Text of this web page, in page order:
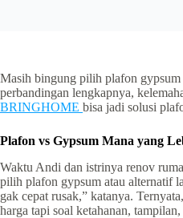
Masih bingung pilih plafon
perbandingan lengkapnya,
BRINGHOME bisa jadi solusi
Plafon vs Gypsum Mana yang
Waktu Andi dan istrinya renov
pilih plafon gypsum atau alternatif
gak cepat rusak,” katanya.
harga tapi soal ketahanan,